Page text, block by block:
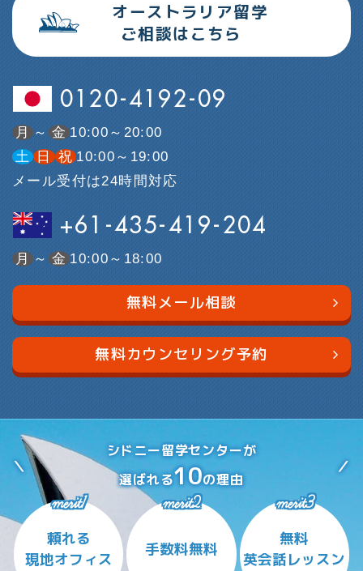
オーストラリア留学
ご相談はこちら
0120-4192-09
月 ～ 金 10:00～20:00
土
日 祝 10:00～19:00
メール受付は24時間対応
+61-435-419-204
月 ～ 金 10:00～18:00
無料メール相談
無料カウンセリング予約
シドニー留学センターが
選ばれる10の理由
merit1
頼れる
現地オフィス
merit2
手数料無料
merit3
無料
英会話レッスン